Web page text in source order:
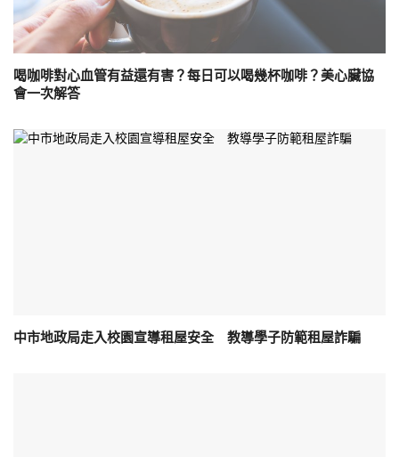
喝咖啡對心血管有益還有害？每日可以喝幾杯咖啡？美心臟協
會一次解答
中市地政局走入校園宣導租屋安全 教導學子防範租屋詐騙